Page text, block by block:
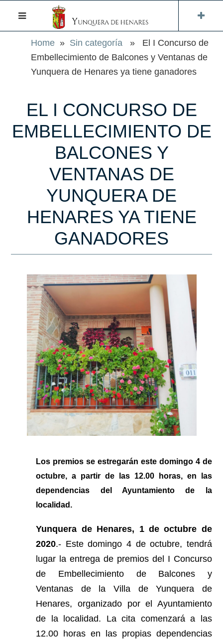
Home » Sin categoría » El I Concurso de
Embellecimiento de Balcones y Ventanas de
Yunquera de Henares ya tiene ganadores
EL I CONCURSO DE
EMBELLECIMIENTO DE
BALCONES Y
VENTANAS DE
YUNQUERA DE
HENARES YA TIENE
GANADORES
Los premios se estregarán este domingo 4 de
octubre, a partir de las 12.00 horas, en las
dependencias del Ayuntamiento de la
localidad.
Yunquera de Henares, 1 de octubre de
2020.- Este domingo 4 de octubre, tendrá
lugar la entrega de premios del I Concurso
de Embellecimiento de Balcones y
Ventanas de la Villa de Yunquera de
Henares, organizado por el Ayuntamiento
de la localidad. La cita comenzará a las
12.00 horas en las propias dependencias